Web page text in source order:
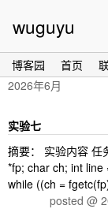
wuguyu
博客园 首页
2026年6月
实验七
摘要： 实验内容
*fp; char ch; int
while ((ch =
posted @